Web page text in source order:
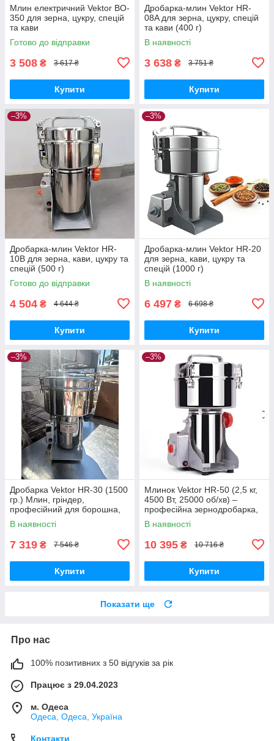
Млин електричний Vektor BO-
350 для зерна, цукру, спецій
та кави
Готово до відправки
3 508 ₴ 3 617 ₴
Купити
Дробарка-млин Vektor HR-
08A для зерна, цукру, спецій
та кави (400 г)
В наявності
3 638 ₴ 3 751 ₴
Купити
–3%
Дробарка-млин Vektor HR-
10B для зерна, кави, цукру та
спецій (500 г)
Готово до відправки
4 504 ₴ 4 644 ₴
Купити
–3%
Дробарка-млин Vektor HR-20
для зерна, кави, цукру та
спецій (1000 г)
В наявності
6 497 ₴ 6 698 ₴
Купити
–3%
Дробарка Vektor HR-30 (1500
гр.) Млин, гріндер,
професійний для борошна,
зерна, цукру, спецій, кави
В наявності
7 319 ₴ 7 546 ₴
Купити
–3%
Млинок Vektor HR-50 (2,5 кг,
4500 Вт, 25000 об/хв) –
професійна зернодробарка,
гріндер для зерна, цукру,
кави та спецій
В наявності
10 395 ₴ 10 716 ₴
Купити
Показати ще
Про нас
100% позитивних з 50 відгуків за рік
Працює з 29.04.2023
м. Одеса
Одеса, Одеса, Україна
Контакти